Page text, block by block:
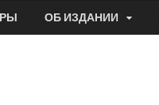
ОБ ИЗДАНИИ